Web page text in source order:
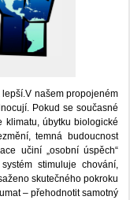
našem propojeném
Pokud se současné
klimatu, úbytku biologické
temná budoucnost
učiní „osobní úspěch“
stimuluje chování,
skutečného pokroku
– přehodnotit samotný